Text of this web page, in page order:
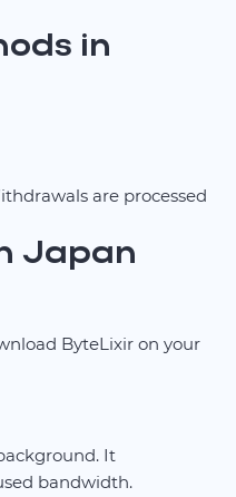
in
are processed
Japan
ByteLixir on your
It
bandwidth.